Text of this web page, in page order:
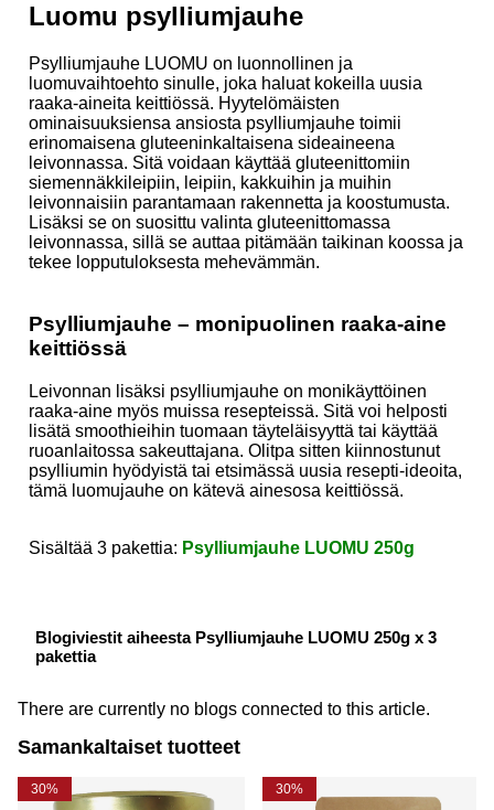
Luomu psylliumjauhe
Psylliumjauhe LUOMU on luonnollinen ja
luomuvaihtoehto sinulle, joka haluat kokeilla uusia
raaka-aineita keittiössä. Hyytelömäisten
ominaisuuksiensa ansiosta psylliumjauhe toimii
erinomaisena gluteeninkaltaisena sideaineena
leivonnassa. Sitä voidaan käyttää gluteenittomiin
siemennäkkileipiin, leipiin, kakkuihin ja muihin
leivonnaisiin parantamaan rakennetta ja koostumusta.
Lisäksi se on suosittu valinta gluteenittomassa
leivonnassa, sillä se auttaa pitämään taikinan koossa ja
tekee lopputuloksesta mehevämmän.
Psylliumjauhe – monipuolinen raaka-aine
keittiössä
Leivonnan lisäksi psylliumjauhe on monikäyttöinen
raaka-aine myös muissa resepteissä. Sitä voi helposti
lisätä smoothieihin tuomaan täyteläisyyttä tai käyttää
ruoanlaitossa sakeuttajana. Olitpa sitten kiinnostunut
psylliumin hyödyistä tai etsimässä uusia resepti-ideoita,
tämä luomujauhe on kätevä ainesosa keittiössä.
Sisältää 3 pakettia: Psylliumjauhe LUOMU 250g
Blogiviestit aiheesta Psylliumjauhe LUOMU 250g x 3
pakettia
There are currently no blogs connected to this article.
Samankaltaiset tuotteet
30% 30%